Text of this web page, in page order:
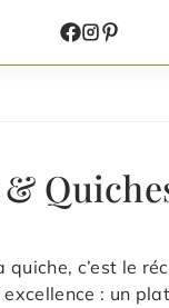
quiche, c’est le
: un